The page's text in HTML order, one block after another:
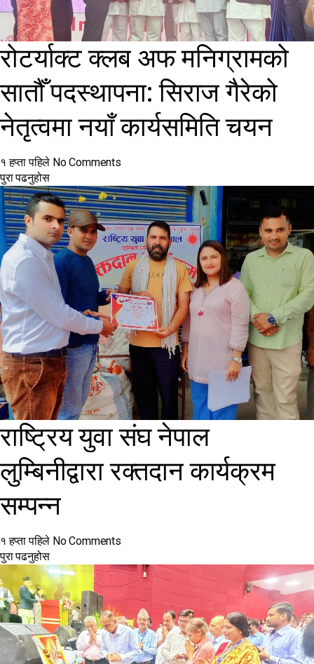
रोटर्याक्ट क्लब अफ मनिग्रामको
सातौँ पदस्थापना: सिराज गैरेको
नेतृत्वमा नयाँ कार्यसमिति चयन
१ हप्ता पहिले No Comments
पुरा पढनुहोस
राष्ट्रिय युवा संघ नेपाल
लुम्बिनीद्वारा रक्तदान कार्यक्रम
सम्पन्न
१ हप्ता पहिले No Comments
पुरा पढनुहोस